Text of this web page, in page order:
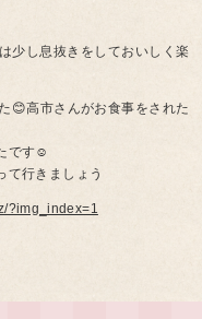
少し息抜きをしておいしく楽
😊高市さんがお食事をされた
です☺️
て行きましょう
?img_index=1